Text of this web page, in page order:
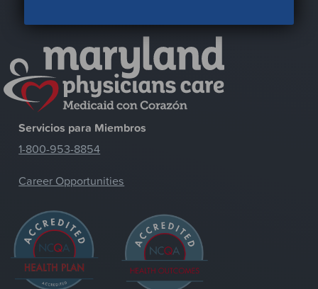
Servicios para Miembros
1-800-953-8854
Career Opportunities